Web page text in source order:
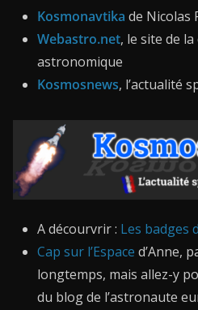
Kosmonavtika de Nicolas
Webastro.net, le site de
astronomique
Kosmosnews, l’actualité
A décourvrir : Les badges
Cap sur l’Espace d’Anne,
longtemps, mais allez-y
du blog de l’astronaute